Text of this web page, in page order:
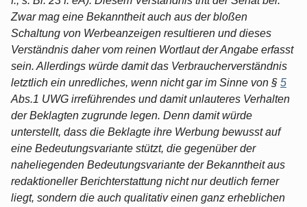
Zwar mag eine Bekanntheit auch aus der bloßen
Schaltung von Werbeanzeigen resultieren und dieses
Verständnis daher vom reinen Wortlaut der Angabe erfasst
sein. Allerdings würde damit das Verbraucherverständnis
letztlich ein unredliches, wenn nicht gar im Sinne von § 5
Abs.1 UWG irreführendes und damit unlauteres Verhalten
der Beklagten zugrunde legen. Denn damit würde
unterstellt, dass die Beklagte ihre Werbung bewusst auf
eine Bedeutungsvariante stützt, die gegenüber der
naheliegenden Bedeutungsvariante der Bekanntheit aus
redaktioneller Berichterstattung nicht nur deutlich ferner
liegt, sondern die auch qualitativ einen ganz erheblichen